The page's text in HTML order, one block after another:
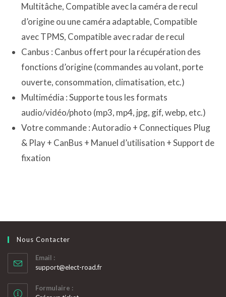
Multitâche, Compatible avec la caméra de recul
d’origine ou une caméra adaptable, Compatible
avec TPMS, Compatible avec radar de recul
Canbus : Canbus offert pour la récupération des
fonctions d’origine (commandes au volant, porte
ouverte, consommation, climatisation, etc.)
Multimédia : Supporte tous les formats
audio/vidéo/photo (mp3, mp4, jpg, gif, webp, etc.)
Votre commande : Autoradio + Connectiques Plug
& Play + CanBus + Manuel d’utilisation + Support de
fixation
Nous Contacter
Email :
support@elect-road.frS’ouvre
Formulaire :